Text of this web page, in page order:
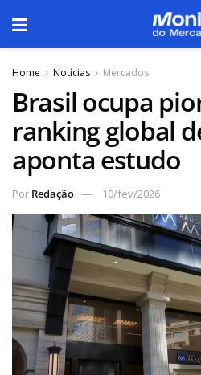
Home Notícias Mercados
Brasil ocupa
ranking global
aponta estudo
Por Redação 10/fev/2026